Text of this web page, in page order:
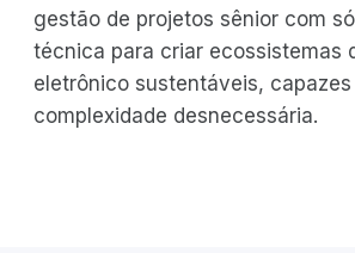
gestão de projetos sênior com
técnica para criar ecossistemas
eletrônico sustentáveis,
complexidade desnecessária.